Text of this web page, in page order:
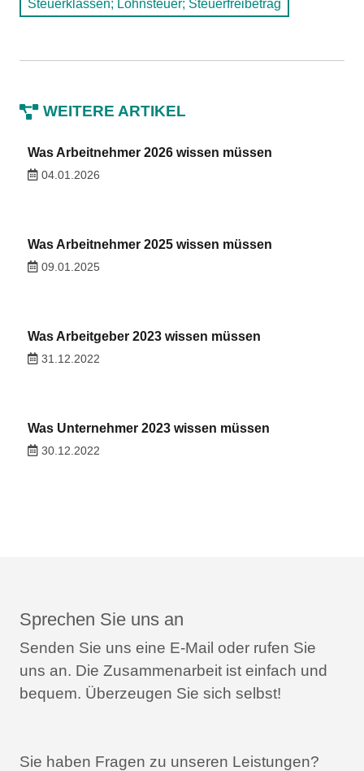
Steuerklassen; Lohnsteuer; Steuerfreibetrag
WEITERE ARTIKEL
Was Arbeitnehmer 2026 wissen müssen
04.01.2026
Was Arbeitnehmer 2025 wissen müssen
09.01.2025
Was Arbeitgeber 2023 wissen müssen
31.12.2022
Was Unternehmer 2023 wissen müssen
30.12.2022
Sprechen Sie uns an
Senden Sie uns eine E-Mail oder rufen Sie
uns an. Die Zusammenarbeit ist einfach und
bequem. Überzeugen Sie sich selbst!
Sie haben Fragen zu unseren Leistungen?